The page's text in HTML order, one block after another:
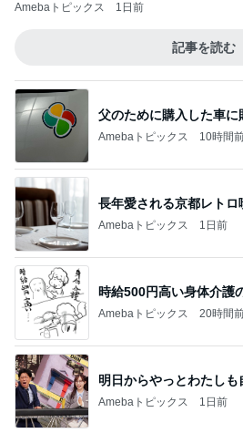
Amebaトピックス 1日前
記事を読む
父のために購入した車に
Amebaトピックス 10時間
長年愛される京都レトロ
Amebaトピックス 1日前
時給500円高い身体介護
Amebaトピックス 20時間
明日からやっとわたしも
Amebaトピックス 1日前